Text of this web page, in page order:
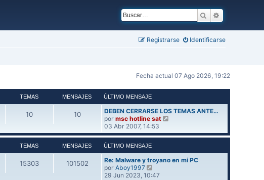
Buscar
Identificarse
Registrarse
Fecha actual 07 Ago 2026, 19:22
TEMAS MENSAJES ÚLTIMO MENSAJE
10 10
DEBEN CERRARSE LOS TEMAS ANTE…
por msc hotline sat
r
i
03 Abr 2007, 14:53
TEMAS MENSAJES ÚLTIMO MENSAJE
15303 101502
Re: Malware y troyano en mi PC
por Aboy1997
e
29 Jun 2023, 10:47